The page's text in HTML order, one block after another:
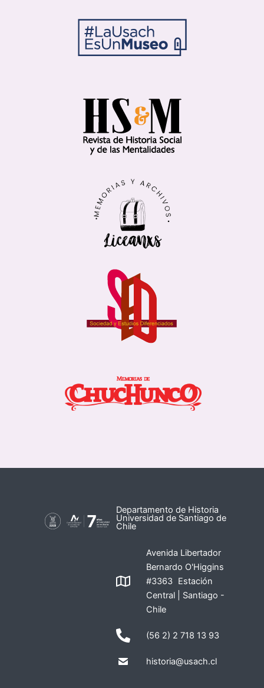
Departamento de Historia
Universidad de Santiago de
Chile
Avenida Libertador
Bernardo O'Higgins
#3363 Estación
Central | Santiago -
Chile
(56 2) 2 718 13 93
historia@usach.cl